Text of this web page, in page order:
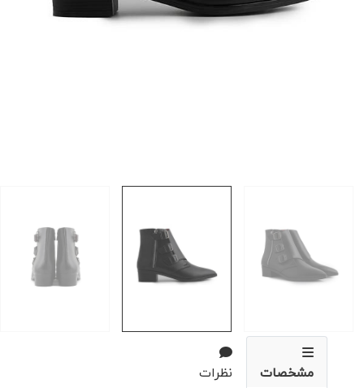
مشخصات نظرات